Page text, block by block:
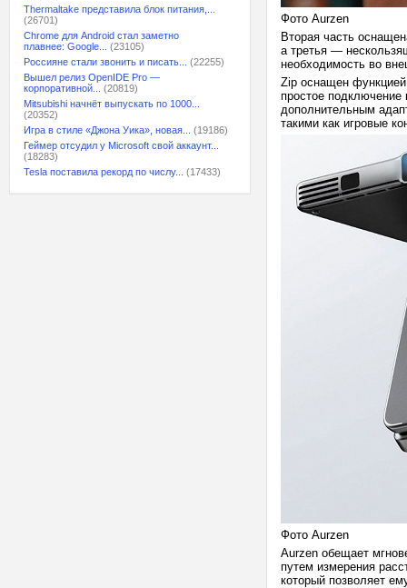
Thermaltake представила блок питания,...
(26701)
Chrome для Android стал заметно
плавнее: Google...
(23105)
Россияне стали звонить и писать...
(22255)
Вышел релиз OpenIDE Pro —
корпоративной...
(20819)
Mitsubishi начнёт выпускать по 1000...
(20352)
Игра в стиле «Джона Уика», новая...
(19186)
Геймер отсудил у Microsoft свой аккаунт...
(18283)
Tesla поставила рекорд по числу...
(17433)
Фото Aurzen
Вторая часть
а третья —
необходимость во
Zip оснащен функцией
простое подключение
дополнительным
такими как игровые
Фото Aurzen
Aurzen обещает
путем измерения
который позволяет